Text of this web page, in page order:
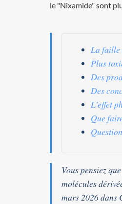
le "Nixamide" sont
La faille
Plus
Des
Des
L'effet
Que
Vous pensiez
molécules
mars 2026 dans